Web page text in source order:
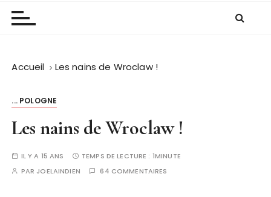
Accueil Les nains de Wroclaw !
... POLOGNE
Les nains de Wroclaw !
IL Y A 15 ANS TEMPS DE LECTURE : 1MINUTE
PAR JOELAINDIEN 64 COMMENTAIRES